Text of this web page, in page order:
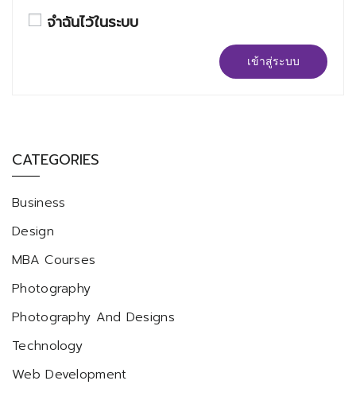
จำฉันไว้ในระบบ
เข้าสู่ระบบ
CATEGORIES
Business
Design
MBA Courses
Photography
Photography And Designs
Technology
Web Development